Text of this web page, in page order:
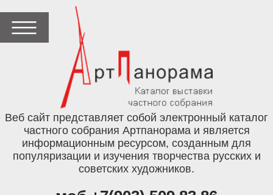
Веб сайт представляет собой электронный каталог
частного собрания Артпанорама и является
информационным ресурсом, созданным для
популяризации и изучения творчества русских и
советских художников.